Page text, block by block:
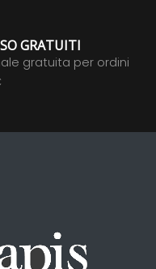
GRATUITI
gratuita per ordini